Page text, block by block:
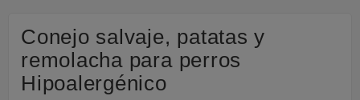
Conejo salvaje, patatas y
remolacha para perros
Hipoalergénico